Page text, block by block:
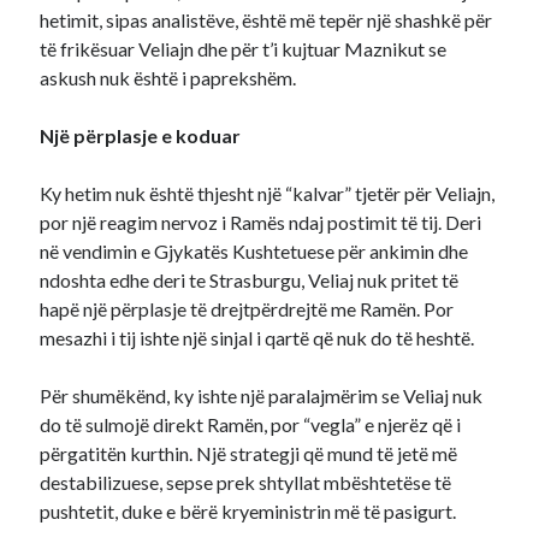
hetimit, sipas analistëve, është më tepër një shashkë për
të frikësuar Veliajn dhe për t’i kujtuar Maznikut se
askush nuk është i paprekshëm.
Një përplasje e koduar
Ky hetim nuk është thjesht një “kalvar” tjetër për Veliajn,
por një reagim nervoz i Ramës ndaj postimit të tij. Deri
në vendimin e Gjykatës Kushtetuese për ankimin dhe
ndoshta edhe deri te Strasburgu, Veliaj nuk pritet të
hapë një përplasje të drejtpërdrejtë me Ramën. Por
mesazhi i tij ishte një sinjal i qartë që nuk do të heshtë.
Për shumëkënd, ky ishte një paralajmërim se Veliaj nuk
do të sulmojë direkt Ramën, por “vegla” e njerëz që i
përgatitën kurthin. Një strategji që mund të jetë më
destabilizuese, sepse prek shtyllat mbështetëse të
pushtetit, duke e bërë kryeministrin më të pasigurt.